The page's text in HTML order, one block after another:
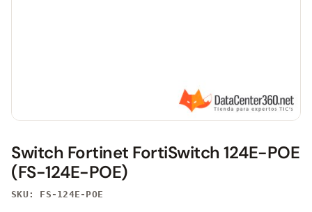
Switch Fortinet FortiSwitch 124E-POE
(FS-124E-POE)
SKU: FS-124E-POE